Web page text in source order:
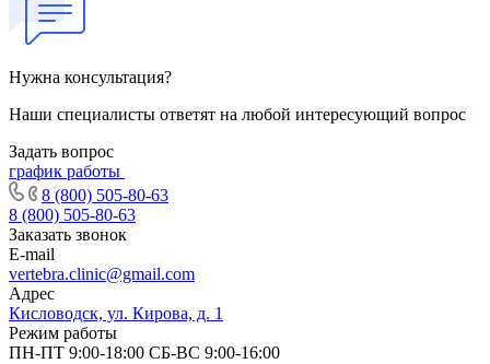
Нужна консультация?
Наши специалисты ответят на любой интересующий вопрос
Задать вопрос
график работы
8 (800) 505-80-63
8 (800) 505-80-63
Заказать звонок
E-mail
vertebra.clinic@gmail.com
Адрес
Кисловодск, ул. Кирова, д. 1
Режим работы
ПН-ПТ 9:00-18:00 СБ-ВС 9:00-16:00